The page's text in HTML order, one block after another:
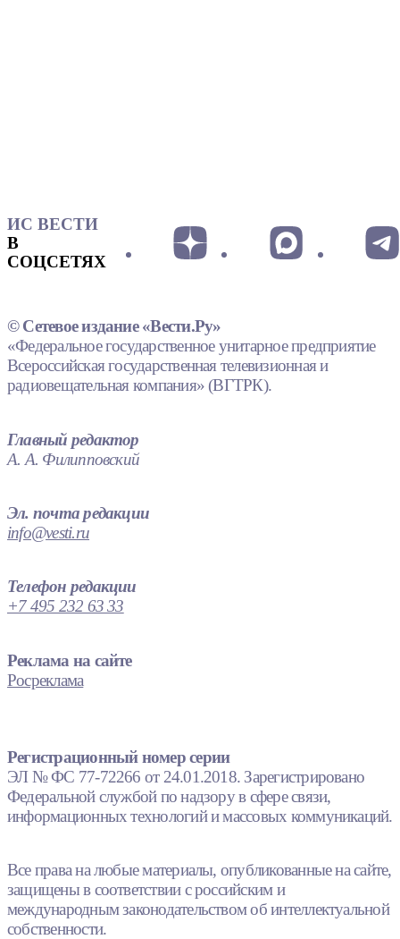
ИС ВЕСТИ
В
СОЦСЕТЯХ
© Сетевое издание «Вести.Ру»
«Федеральное государственное унитарное предприятие
Всероссийская государственная телевизионная и
радиовещательная компания» (ВГТРК).
Главный редактор
А. А. Филипповский
Эл. почта редакции
info@vesti.ru
Телефон редакции
+7 495 232 63 33
Реклама на сайте
Росреклама
Регистрационный номер серии
ЭЛ № ФС 77-72266 от 24.01.2018. Зарегистрировано
Федеральной службой по надзору в сфере связи,
информационных технологий и массовых коммуникаций.
Все права на любые материалы, опубликованные на сайте,
защищены в соответствии с российским и
международным законодательством об интеллектуальной
собственности.